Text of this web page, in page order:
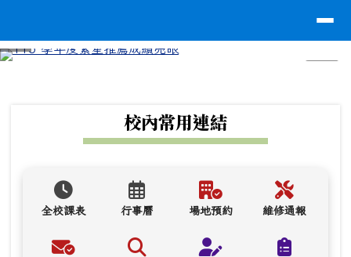
校內常用連結
全校課表 行事曆 場地預約 維修通報